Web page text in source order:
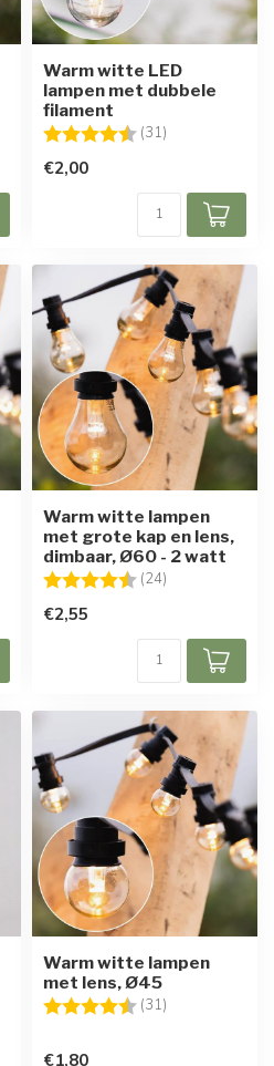
sterren
Warm witte LED
lampen met dubbele
filament
Beoordeling: (31)
€2,00
Warm witte lampen
met grote kap en lens,
dimbaar, Ø60 - 2 watt
Beoordeling: (24)
€2,55
Warm witte lampen
met lens, Ø45
Beoordeling: (31)
€1,80